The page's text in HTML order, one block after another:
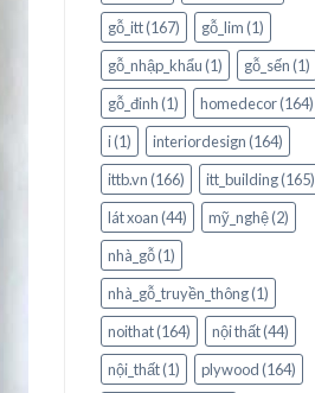
gỗ_itt(167) gỗ_lim(1)
gỗ_nhập_khẩu(1) gỗ_sến(1)
gỗ_đinh(1) homedecor(164)
i(1) interiordesign(164)
ittb.vn(166) itt_building(165)
lát xoan(44) mỹ_nghệ(2)
nhà_gỗ(1)
nhà_gỗ_truyền_thông(1)
noithat(164) nội thất(44)
nội_thất(1) plywood(164)